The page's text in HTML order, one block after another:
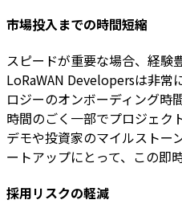
市場投入までの時間短縮
スピードが重要な場合、経験
LoRaWAN Developersは非常
ロジーのオンボーディング時
時間のごく一部でプロジェク
デモや投資家のマイルストー
ートアップにとって、この即
採用リスクの軽減